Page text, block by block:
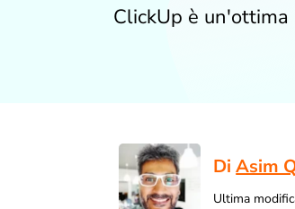
ClickUp è
DiAsim
Ultima